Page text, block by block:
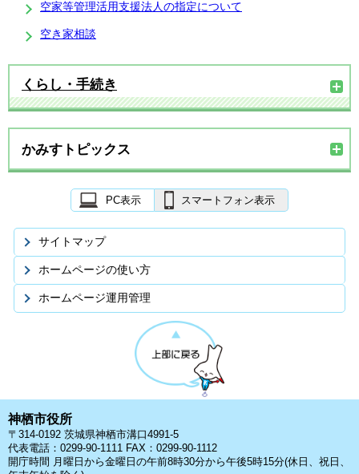
空家等管理活用支援法人の指定について
空き家相談
くらし・手続き
かみすトピックス
PC表示 スマートフォン表示
サイトマップ
ホームページの使い方
ホームページ運用管理
神栖市役所
〒314-0192 茨城県神栖市溝口4991-5
代表電話：0299-90-1111 FAX：0299-90-1112
開庁時間 月曜日から金曜日の午前8時30分から午後5時15分(休日、祝日、